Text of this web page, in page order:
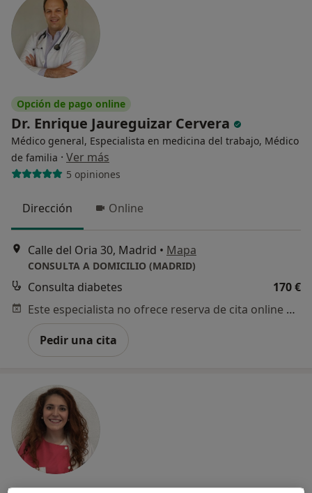
Opción de pago online
Dr. Enrique Jaureguizar Cervera
Médico general, Especialista en medicina del trabajo, Médico
de familia · Ver más
5 opiniones
Dirección Online
Calle del Oria 30, Madrid • Mapa
CONSULTA A DOMICILIO (MADRID)
Consulta diabetes
170 €
Este especialista no ofrece reserva de cita online en esta dirección.
Pedir una cita